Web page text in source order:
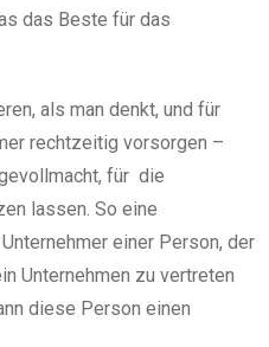
das Beste für das
als man denkt, und für
rechtzeitig vorsorgen –
für die
lassen. So eine
einer Person, der
Unternehmen zu vertreten
diese Person einen